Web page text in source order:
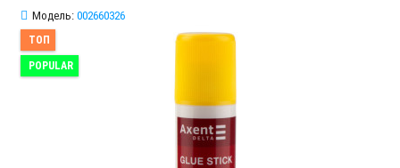
Модель: 002660326
ТОП
POPULAR